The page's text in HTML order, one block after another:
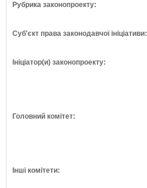
Рубрика законопроекту:
Суб'єкт права законодавчої ініціативи:
Ініціатор(и) законопроекту:
Головний комітет:
Інші комітети: